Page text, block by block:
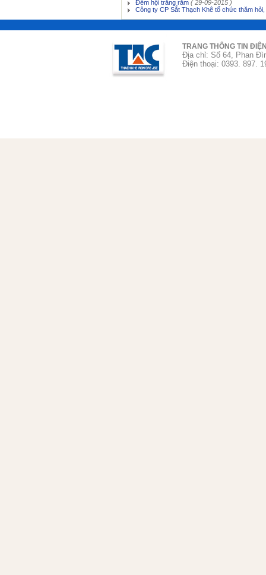
Đêm hội trăng rằm ( 29-09-2015 )
Công ty CP Sắt Thạch Khê tổ chức thăm
TRANG THÔNG TIN
Địa chỉ: Số 64, Phan
Điện thoại: 0393. 897.